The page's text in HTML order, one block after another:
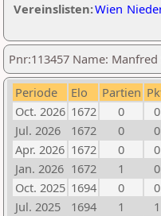
Vereinslisten:Wien
Pnr:113457 Name:
Periode Elo Partien
Oct. 2026 1672 0
0
Jul. 2026
1672 0
0
Apr. 2026 1672 0
0
Jan. 2026 1672 1
0
Oct. 2025 1694 0
0
Jul. 2025
1694 1
1